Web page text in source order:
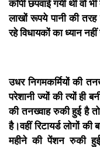
कॉपी छपवाई गयी थी
लाखों रूपये पानी की तरह
रहे विधायकों का ध्यान नहीं
उधर निगमकर्मियों की
परेशानी ज्यों की त्यों ही
की तनख्वाह रुकी हुई है
है।वहीं रिटायर्ड लोगों
महीने की पेंशन रुकी